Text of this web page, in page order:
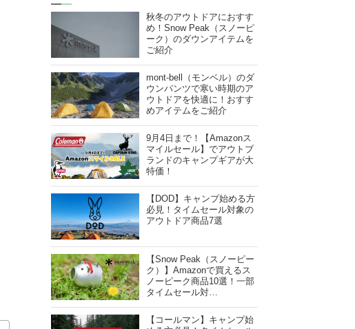
秋冬のアウトドアにおすす
め！Snow Peak（スノーピ
ーク）のダウンアイテムを
ご紹介
mont-bell（モンベル）のダ
ウンパンツで寒い時期のア
ウトドアを快適に！おすす
めアイテムをご紹介
9月4日まで！【Amazonス
マイルセール】でアウトブ
ランドのキャンプギアが大
特価！
【DOD】キャンプ始める方
必見！タイムセール対象の
アウトドア商品7選
【Snow Peak（スノーピー
ク）】Amazonで買えるス
ノーピーク商品10選！一部
タイムセール対…
【コールマン】キャンプ始